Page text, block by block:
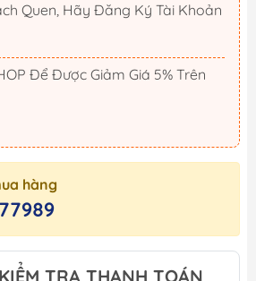
Quen, Hãy Đăng Ký Tài Khoản
Để Được Giảm Giá 5% Trên
hàng
TRA THANH TOÁN